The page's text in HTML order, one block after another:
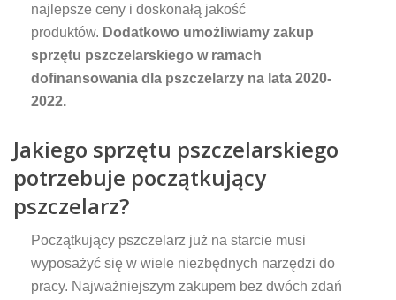
najlepsze ceny i doskonałą jakość
produktów. Dodatkowo umożliwiamy zakup
sprzętu pszczelarskiego w ramach
dofinansowania dla pszczelarzy na lata 2020-
2022.
Jakiego sprzętu pszczelarskiego
potrzebuje początkujący
pszczelarz?
Początkujący pszczelarz już na starcie musi
wyposażyć się w wiele niezbędnych narzędzi do
pracy. Najważniejszym zakupem bez dwóch zdań